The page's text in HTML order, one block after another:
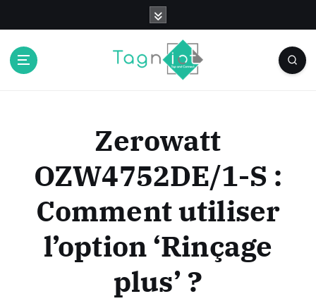
Zerowatt
OZW4752DE/1-S :
Comment utiliser
l’option ‘Rinçage
plus’ ?